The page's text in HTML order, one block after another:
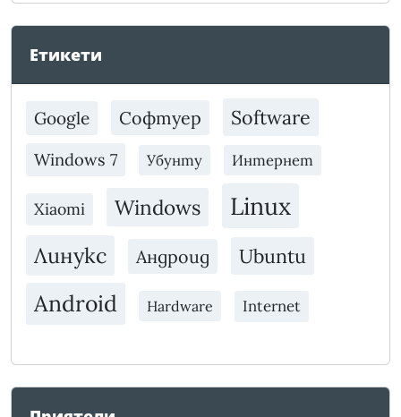
Етикети
Google Софтуер Software
Windows 7 Убунту Интернет
Xiaomi Windows Linux
Линукс Андроид Ubuntu
Android Hardware Internet